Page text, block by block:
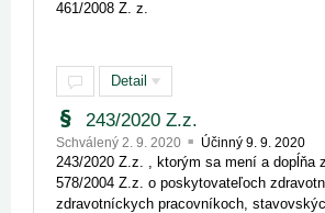
461/2008 Z. z.
Detail
243/2020 Z.z.
Schválený 2. 9. 2020 Účinný 9. 9. 2020
243/2020 Z.z. , ktorým sa mení a dopĺňa
578/2004 Z.z. o poskytovateľoch
zdravotníckych pracovníkoch,